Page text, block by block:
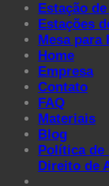
Estação
Estações
Mesa para
Home
Empresa
Contato
FAQ
Materiais
Blog
Política de
Direito de